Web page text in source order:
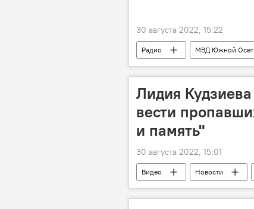
30 августа 2022, 15:22
Радио МВД Южной
Лидия
вести
и память"
30 августа 2022, 15:01
Видео Новости
Борьба Южной Осетии за